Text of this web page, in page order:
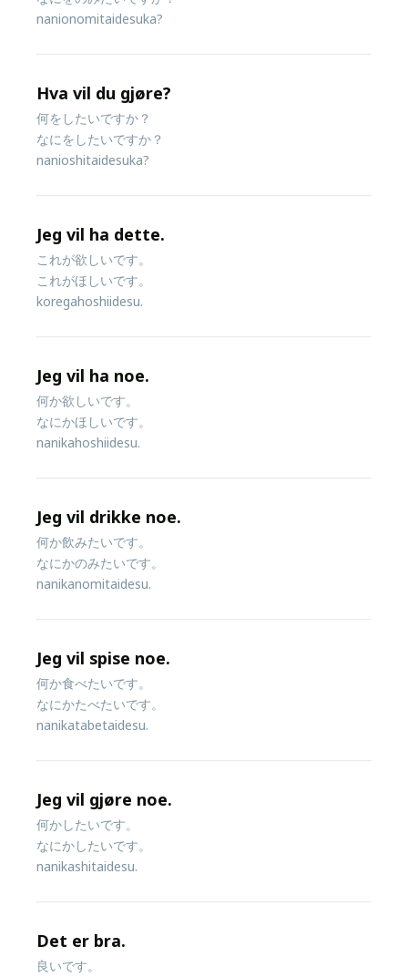
nanionomitaidesuka?
Hva vil du gjøre?
何をしたいですか？
なにをしたいですか？
nanioshitaidesuka?
Jeg vil ha dette.
これが欲しいです。
これがほしいです。
koregahoshiidesu.
Jeg vil ha noe.
何か欲しいです。
なにかほしいです。
nanikahoshiidesu.
Jeg vil drikke noe.
何か飲みたいです。
なにかのみたいです。
nanikanomitaidesu.
Jeg vil spise noe.
何か食べたいです。
なにかたべたいです。
nanikatabetaidesu.
Jeg vil gjøre noe.
何かしたいです。
なにかしたいです。
nanikashitaidesu.
Det er bra.
良いです。